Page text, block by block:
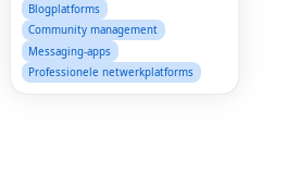
Blogplatforms
Community management
Messaging-apps
Professionele netwerkplatforms